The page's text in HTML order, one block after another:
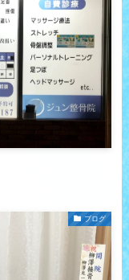
ブログ